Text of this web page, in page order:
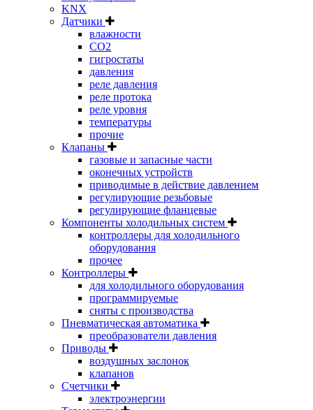
KNX
Датчики
влажности
CO2
гигростаты
давления
реле давления
реле протока
реле уровня
температуры
прочие
Клапаны
газовые и запасные части
оконечных устройств
приводимые в действие давлением
регулирующие резьбовые
регулирующие фланцевые
Компоненты холодильных систем
контроллеры для холодильного
оборудования
прочее
Контроллеры
для холодильного оборудования
программируемые
сняты с производства
Пневматическая автоматика
преобразователи давления
Приводы
воздушных заслонок
клапанов
Счетчики
электроэнергии